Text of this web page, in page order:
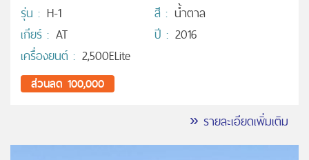
รุ่น : H-1 สี : น้ำตาล
เกียร์ : AT ปี : 2016
เครื่องยนต์ : 2,500ELite
ส่วนลด 100,000
» รายละเอียดเพิ่มเติม